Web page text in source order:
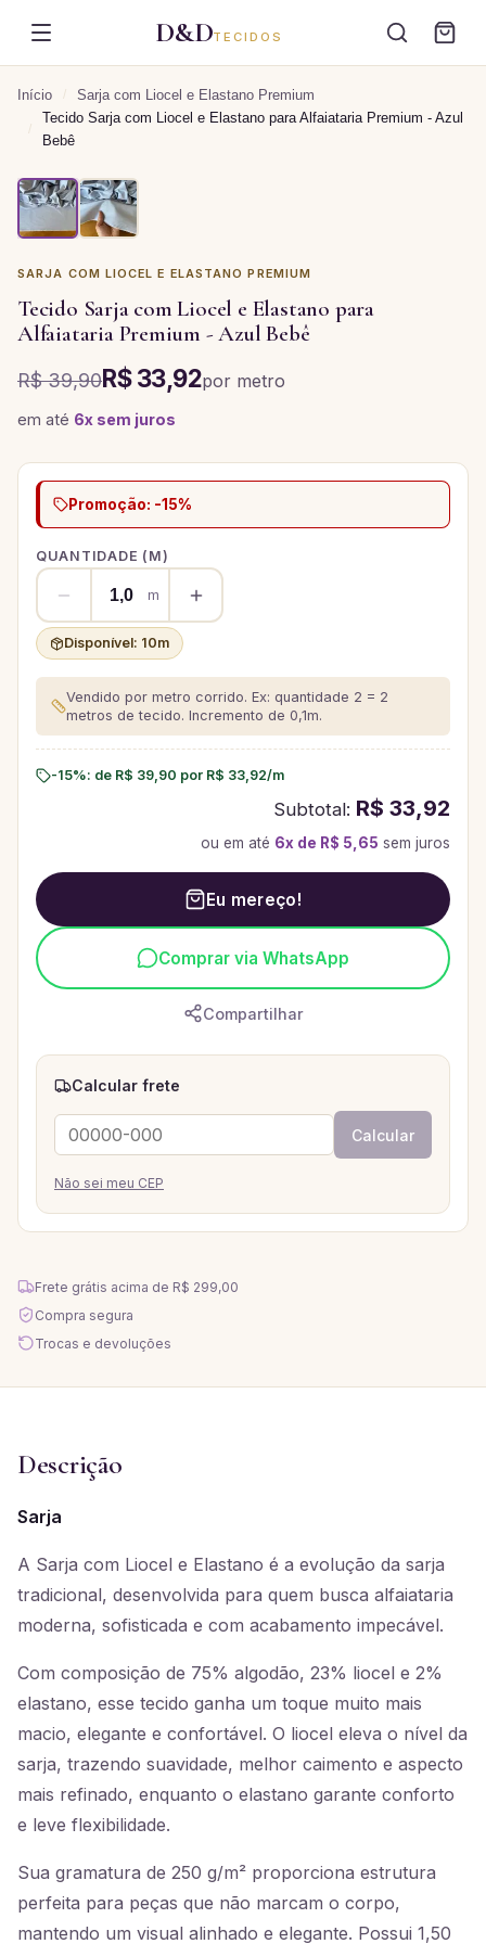
D&DTECIDOS
Início / Sarja com Liocel e Elastano Premium
/
Tecido Sarja com Liocel e Elastano para Alfaiataria Premium - Azul
Bebê
SARJA COM LIOCEL E ELASTANO PREMIUM
Tecido Sarja com Liocel e Elastano para
Alfaiataria Premium - Azul Bebê
R$ 39,90R$ 33,92por metro
em até 6x sem juros
Promoção: -15%
QUANTIDADE ( M)
m
Disponível: 10m
Vendido por metro corrido. Ex: quantidade 2 = 2
metros de tecido. Incremento de 0,1m.
-15%: de R$ 39,90 por R$ 33,92/m
Subtotal: R$ 33,92
ou em até 6x de R$ 5,65 sem juros
Eu mereço!
Comprar via WhatsApp
Compartilhar
Calcular frete
Calcular
Não sei meu CEP
Frete grátis acima de R$ 299,00
Compra segura
Trocas e devoluções
Descrição
Sarja
A Sarja com Liocel e Elastano é a evolução da sarja
tradicional, desenvolvida para quem busca alfaiataria
moderna, sofisticada e com acabamento impecável.
Com composição de 75% algodão, 23% liocel e 2%
elastano, esse tecido ganha um toque muito mais
macio, elegante e confortável. O liocel eleva o nível da
sarja, trazendo suavidade, melhor caimento e aspecto
mais refinado, enquanto o elastano garante conforto
e leve flexibilidade.
Sua gramatura de 250 g/m² proporciona estrutura
perfeita para peças que não marcam o corpo,
mantendo um visual alinhado e elegante. Possui 1,50